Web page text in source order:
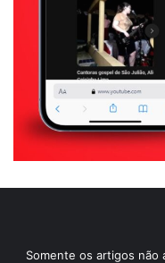
Somente os artigos não